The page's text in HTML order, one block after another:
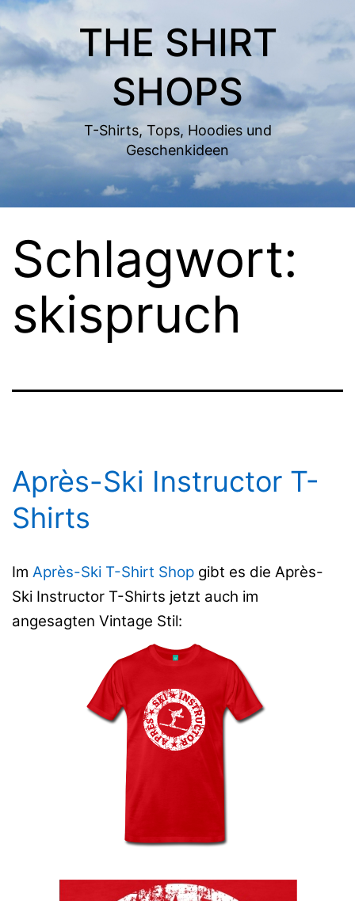
Zum
Inhalt
springen
THE SHIRT
SHOPS
T-Shirts, Tops, Hoodies und
Geschenkideen
Schlagwort:
skispruch
Après-Ski Instructor T-
Shirts
Im Après-Ski T-Shirt Shop gibt es die Après-
Ski Instructor T-Shirts jetzt auch im
angesagten Vintage Stil: